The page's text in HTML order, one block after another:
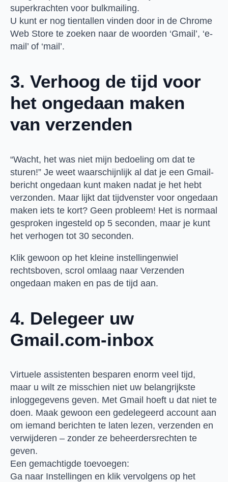
superkrachten voor bulkmailing.
U kunt er nog tientallen vinden door in de Chrome
Web Store te zoeken naar de woorden ‘Gmail’, ‘e-
mail’ of ‘mail’.
3. Verhoog de tijd voor
het ongedaan maken
van verzenden
“Wacht, het was niet mijn bedoeling om dat te
sturen!” Je weet waarschijnlijk al dat je een Gmail-
bericht ongedaan kunt maken nadat je het hebt
verzonden. Maar lijkt dat tijdvenster voor ongedaan
maken iets te kort? Geen probleem! Het is normaal
gesproken ingesteld op 5 seconden, maar je kunt
het verhogen tot 30 seconden.
Klik gewoon op het kleine instellingenwiel
rechtsboven, scrol omlaag naar Verzenden
ongedaan maken en pas de tijd aan.
4. Delegeer uw
Gmail.com-inbox
Virtuele assistenten besparen enorm veel tijd,
maar u wilt ze misschien niet uw belangrijkste
inloggegevens geven. Met Gmail hoeft u dat niet te
doen. Maak gewoon een gedelegeerd account aan
om iemand berichten te laten lezen, verzenden en
verwijderen – zonder ze beheerdersrechten te
geven.
Een gemachtigde toevoegen:
Ga naar Instellingen en klik vervolgens op het